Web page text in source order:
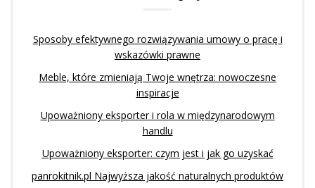
Sposoby efektywnego rozwiązywania umowy o pracę i
wskazówki prawne
Meble, które zmieniają Twoje wnętrza: nowoczesne
inspiracje
Upoważniony eksporter i rola w międzynarodowym
handlu
Upoważniony eksporter: czym jest i jak go uzyskać
panrokitnik.pl Najwyższa jakość naturalnych produktów